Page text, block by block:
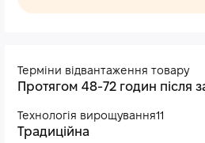
Терміни відвантаження товару
Протягом 48-72 годин після
Технологія вирощування11
Традиційна